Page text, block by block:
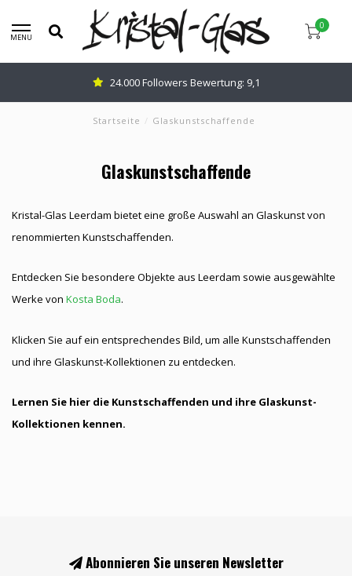
MENU
0
24.000 Followers Bewertung: 9,1
Startseite / Glaskunstschaffende
Glaskunstschaffende
Kristal-Glas Leerdam bietet eine große Auswahl an Glaskunst von
renommierten Kunstschaffenden.
Entdecken Sie besondere Objekte aus Leerdam sowie ausgewählte
Werke von Kosta Boda.
Klicken Sie auf ein entsprechendes Bild, um alle Kunstschaffenden
und ihre Glaskunst-Kollektionen zu entdecken.
Lernen Sie hier die Kunstschaffenden und ihre Glaskunst-
Kollektionen kennen.
Abonnieren Sie unseren Newsletter